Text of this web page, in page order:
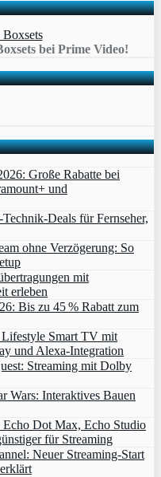
bei Prime Video!
Große Rabatte bei
und
Deals für Fernseher,
ohne Verzögerung: So
mit
erleben
Bis zu 45 % Rabatt zum
Smart TV mit
und Alexa‑Integration
Streaming mit Dolby
Wars: Interaktives Bauen
Dot Max, Echo Studio
für Streaming
Neuer Streaming‑Start